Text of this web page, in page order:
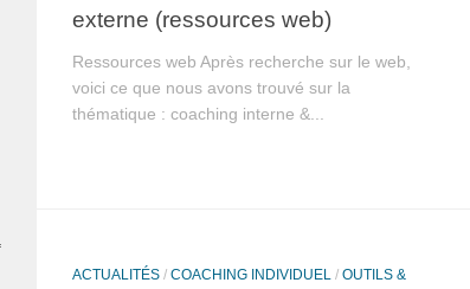
externe (ressources web)
Ressources web Après recherche sur le web,
voici ce que nous avons trouvé sur la
thématique : coaching interne &...
ACTUALITÉS / COACHING INDIVIDUEL / OUTILS &